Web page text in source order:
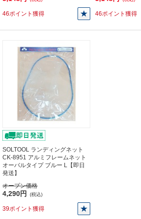
46ポイント獲得 46ポイント獲得
SOLTOOL ランディングネット
CK-8951 アルミフレームネット
オーバルタイプ ブルー L【即日
発送】
オープン価格
4,290円 (税込)
39ポイント獲得